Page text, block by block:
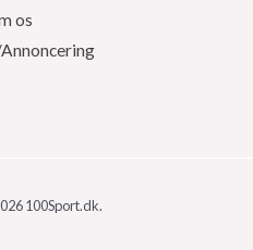
os
100Sport.dk.